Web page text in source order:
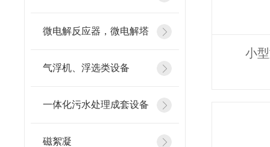
微电解反应器，微电解塔
气浮机、浮选类设备
一体化污水处理成套设备
磁絮凝
小